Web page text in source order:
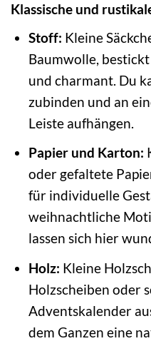
Klassische und
Stoff: Kleine
Baumwolle,
und charmant. Du
zubinden und an
Leiste aufhängen.
Papier und Karton:
oder gefaltete
für individuelle
weihnachtliche
lassen sich hier
Holz: Kleine
Holzscheiben oder
Adventskalender
dem Ganzen eine